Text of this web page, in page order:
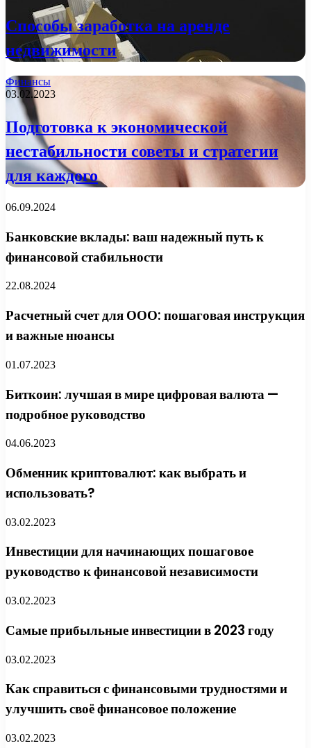
Способы заработка на аренде
недвижимости
Финансы
03.02.2023
Подготовка к экономической
нестабильности советы и стратегии
для каждого
06.09.2024
Банковские вклады: ваш надежный путь к
финансовой стабильности
22.08.2024
Расчетный счет для ООО: пошаговая инструкция
и важные нюансы
01.07.2023
Биткоин: лучшая в мире цифровая валюта —
подробное руководство
04.06.2023
Обменник криптовалют: как выбрать и
использовать?
03.02.2023
Инвестиции для начинающих пошаговое
руководство к финансовой независимости
03.02.2023
Самые прибыльные инвестиции в 2023 году
03.02.2023
Как справиться с финансовыми трудностями и
улучшить своё финансовое положение
03.02.2023